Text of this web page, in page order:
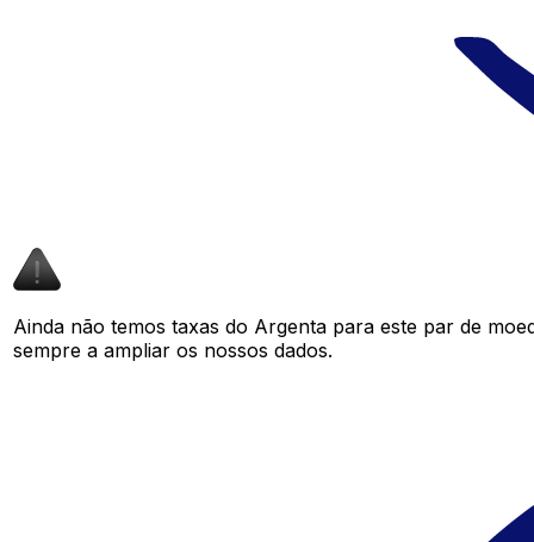
Ainda não temos taxas do Argenta para este par de
sempre a ampliar os nossos dados.